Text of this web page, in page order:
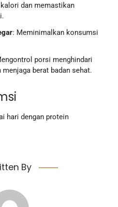
dan memastikan
: Meminimalkan konsumsi
porsi menghindari
berat badan sehat.
hari dengan protein
By